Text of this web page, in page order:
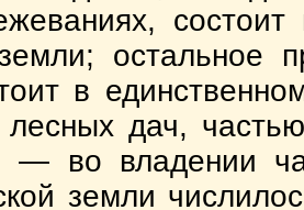
остальное
в
лесных дач,
— во владении
земли